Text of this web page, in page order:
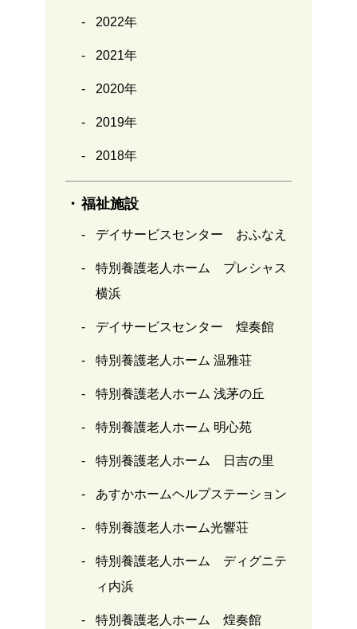
2022年
2021年
2020年
2019年
2018年
福祉施設
デイサービスセンター おふなえ
特別養護老人ホーム プレシャス
横浜
デイサービスセンター 煌奏館
特別養護老人ホーム 温雅荘
特別養護老人ホーム 浅茅の丘
特別養護老人ホーム 明心苑
特別養護老人ホーム 日吉の里
あすかホームヘルプステーション
特別養護老人ホーム光響荘
特別養護老人ホーム ディグニテ
ィ内浜
特別養護老人ホーム 煌奏館